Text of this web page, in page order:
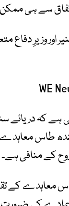
سے ہی
اور وزیرِ دفاع
ہے کہ دریائے
طاس
کے منافی ہے۔
معاہدے کے